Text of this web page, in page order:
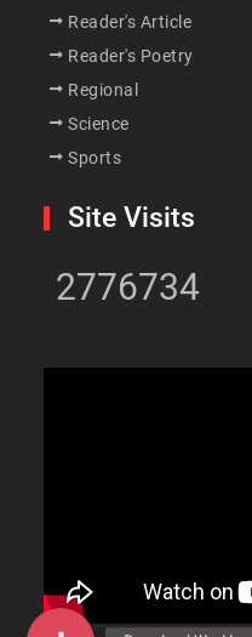
Reader's Article
Reader's Poetry
Regional
Science
Sports
Site Visits
2776734